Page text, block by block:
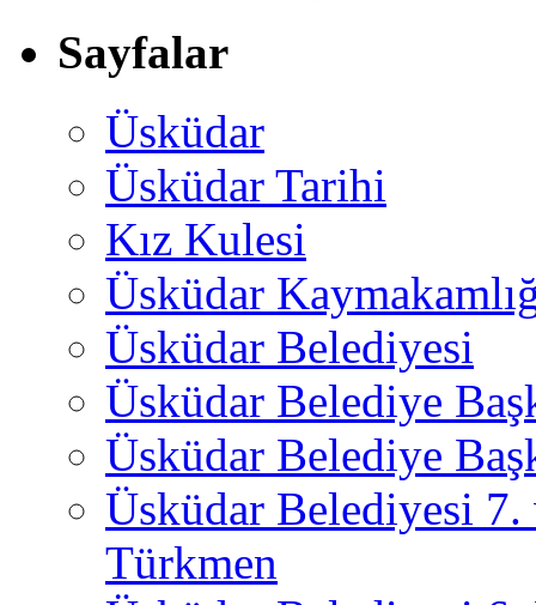
Sayfalar
Üsküdar
Üsküdar Tarihi
Kız Kulesi
Üsküdar
Üsküdar Belediyesi
Üsküdar Belediye
Üsküdar Belediye
Üsküdar Belediyesi
Türkmen